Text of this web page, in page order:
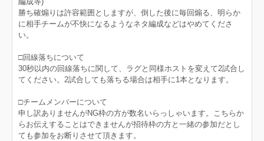
勝ち確煽りは許容範囲としますが、倒した後に毎回煽る、明らか
に相手チームが不快になるようなネタ編成などはやめてくださ
い。
□回線落ちについて
30秒以内の回線落ちに関して、ラグと同様ホストを変えて2試合し
てください。2試合しても落ちる場合は相手に1本となります。
□チームメンバーについて
申し訳ありませんがNG枠の方が数名いらっしゃいます。こちらか
らお伝えすることはできませんが招待枠の方と一緒の参加だとし
ても参加をお断りさせて頂きます。